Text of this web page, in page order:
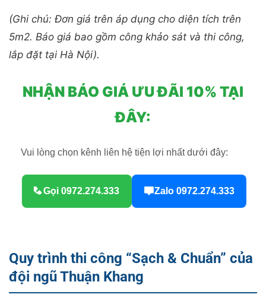
(Ghi chú: Đơn giá trên áp dụng cho diện tích trên
5m2. Báo giá bao gồm công khảo sát và thi công,
lắp đặt tại Hà Nội).
NHẬN BÁO GIÁ ƯU ĐÃI 10% TẠI
ĐÂY:
Vui lòng chọn kênh liên hệ tiện lợi nhất dưới đây:
Gọi 0972.274.333 Zalo 0972.274.333
Quy trình thi công “Sạch & Chuẩn” của
đội ngũ Thuận Khang